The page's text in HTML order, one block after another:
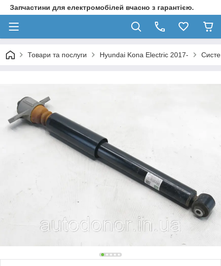
Запчастини для електромобілей вчасно з гарантією.
Товари та послуги Hyundai Kona Electric 2017-